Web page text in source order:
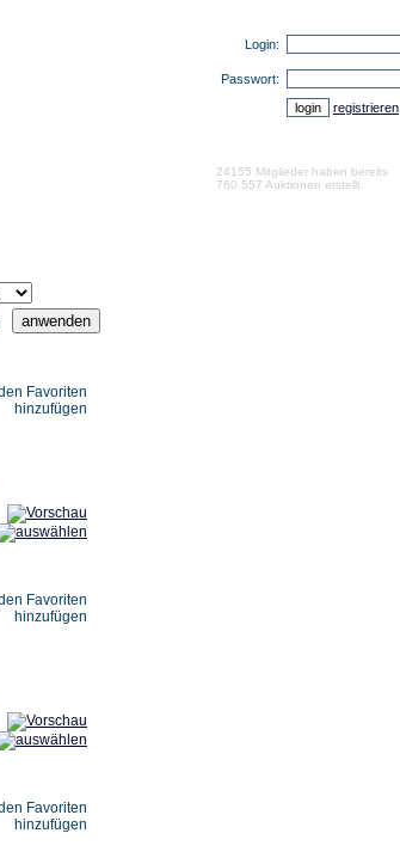
Login:
Passwort:
registrieren
24155 Mitglieder haben bereits
760.557 Auktionen erstellt